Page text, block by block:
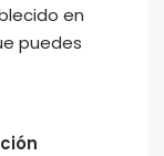
en
puedes